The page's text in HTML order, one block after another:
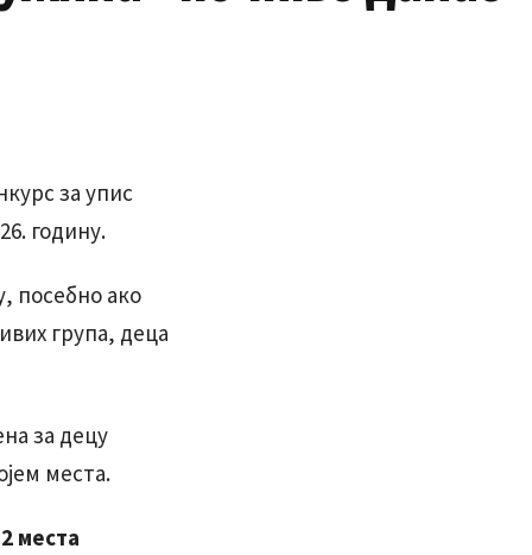
за упис
годину.
посебно ако
група, деца
за децу
места.